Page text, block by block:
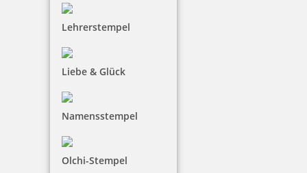
Lehrerstempel
Liebe & Glück
Namensstempel
Olchi-Stempel